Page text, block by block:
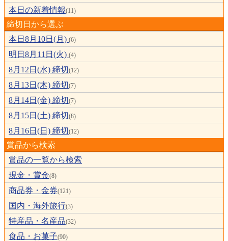
本日の新着情報(11)
締切日から選ぶ
本日8月10日(月) (6)
明日8月11日(火) (4)
8月12日(水) 締切(12)
8月13日(木) 締切(7)
8月14日(金) 締切(7)
8月15日(土) 締切(8)
8月16日(日) 締切(12)
賞品から検索
賞品の一覧から検索
現金・賞金(8)
商品券・金券(121)
国内・海外旅行(3)
特産品・名産品(32)
食品・お菓子(90)